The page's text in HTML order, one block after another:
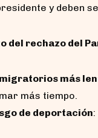
y deben
del rechazo del
más
más tiempo.
de deportación